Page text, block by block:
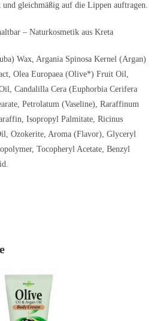
und gleichmäßig auf die Lippen auftragen.
– Naturkosmetik aus Kreta
Wax, Argania Spinosa Kernel (Argan)
Olea Europaea (Olive*) Fruit Oil,
Candalilla Cera (Euphorbia Cerifera
Petrolatum (Vaseline), Raraffinum
Isopropyl Palmitate, Ricinus
Ozokerite, Aroma (Flavor), Glyceryl
Tocopheryl Acetate, Benzyl